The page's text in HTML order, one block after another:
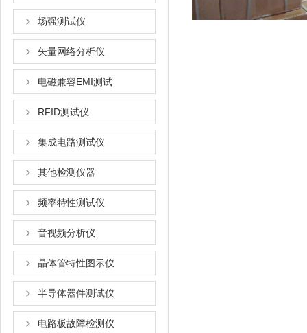
场强测试仪
矢量网络分析仪
电磁兼容EMI测试
RFID测试仪
集成电路测试仪
其他检测仪器
频率特性测试仪
音视频分析仪
晶体管特性图示仪
半导体器件测试仪
电路板故障检测仪